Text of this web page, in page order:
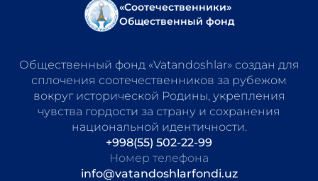
«Соотечественники»
Общественный фонд
Общественный фонд «Vatandoshlar» создан для
сплочения соотечественников за рубежом
вокруг исторической Родины, укрепления
чувства гордости за страну и сохранения
национальной идентичности.
+998(55) 502-22-99
Номер телефона
info@vatandoshlarfondi.uz